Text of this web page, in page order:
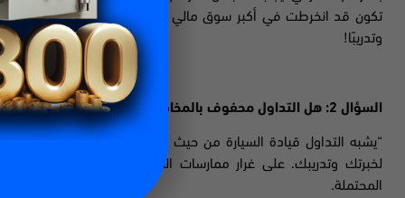
تكون قد انخرطت في أكبر سوق مالي – سوق الصرف الأجنبي والذي
وتدريبًا!
السؤال 2: هل التداول محفوف بالمخاطر؟
“يشبه التداول قيادة السيارة من حيث انطوائه على العديد من
لخبرتك وتدريبك. على غرار ممارسات القيادة الآمنة، تعد الإدارة
المحتملة.